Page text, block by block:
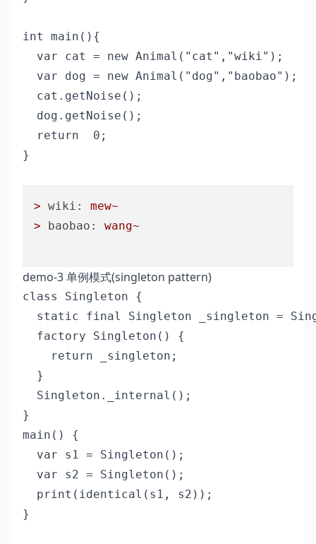
int main(){
  var cat = new Animal("cat","wiki");
  var dog = new Animal("dog","baobao");
  cat.getNoise();
  dog.getNoise();
  return  0;
}
> wiki:
mew~
>
baobao: wang~
demo-3 单例模式(singleton pattern)
class Singleton {
static final Singleton _singleton =
  factory Singleton() {
    return _singleton;
  }
  Singleton._internal();
}
main() {
  var s1 = Singleton();
  var s2 = Singleton();
  print(identical(s1, s2));
}